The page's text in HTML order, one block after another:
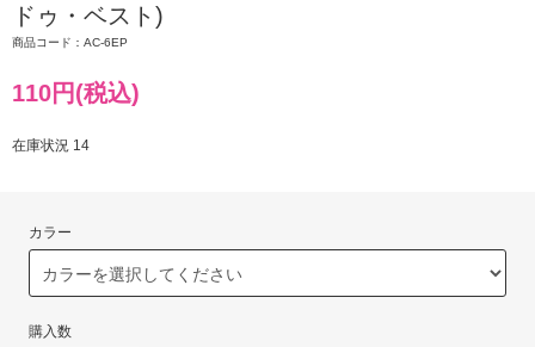
ドゥ・ベスト)
商品コード：AC-6EP
110円(税込)
在庫状況 14
カラー
購入数